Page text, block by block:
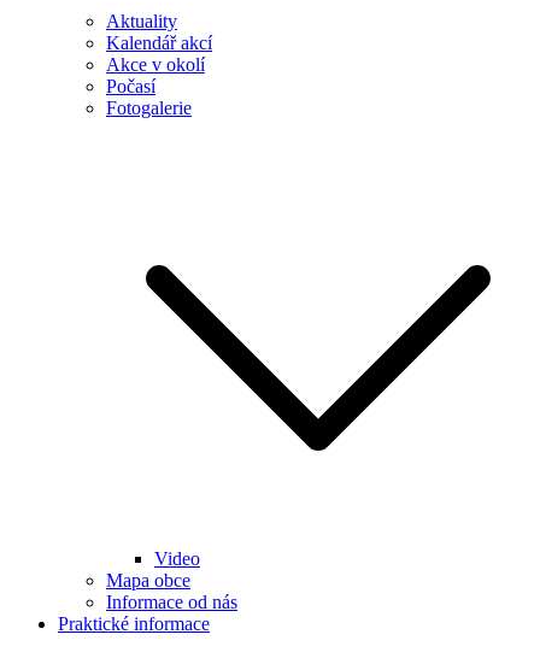
Aktuality
Kalendář akcí
Akce v okolí
Počasí
Fotogalerie
Video
Mapa obce
Informace od nás
Praktické informace